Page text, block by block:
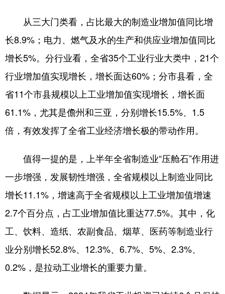
从三大门类看，占比最大的制造业增加值同比增
长8.9%；电力、燃气及水的生产和供应业增加值同比
增长5%。分行业看，全省35个工业行业大类中，21个
行业增加值实现增长，增长面达60%；分市县看，全
省11个市县规模以上工业增加值实现增长，增长面
61.1%，尤其是儋州和三亚，分别增长15.5%、1.5
倍，有效发挥了全省工业经济增长极的带动作用。
值得一提的是，上半年全省制造业“压舱石”作用进
一步增强，发展韧性增强，全省规模以上制造业同比
增长11.1%，增速高于全省规模以上工业增加值增速
2.7个百分点，占工业增加值比重达77.5%。其中，化
工、饮料、造纸、农副食品、烟草、医药等制造业行
业分别增长52.8%、12.3%、6.7%、5%、2.3%、
0.2%，是拉动工业增长的重要力量。